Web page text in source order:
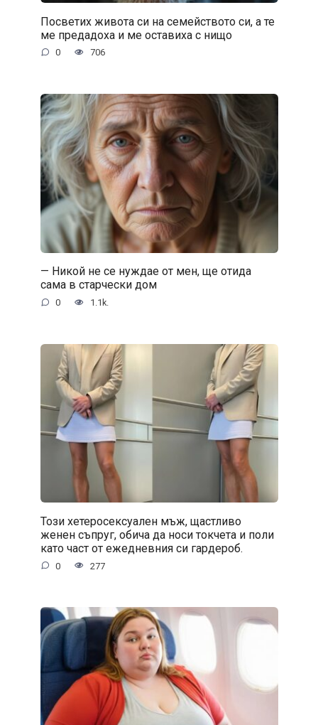
Посветих живота си на семейството си, а те
ме предадоха и ме оставиха с нищо
0 706
— Никой не се нуждае от мен, ще отида
сама в старчески дом
0 1.1k.
Този хетеросексуален мъж, щастливо
женен съпруг, обича да носи токчета и поли
като част от ежедневния си гардероб.
0 277